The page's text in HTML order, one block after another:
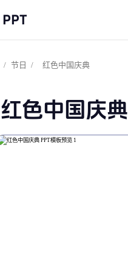
PPT
/ 节日 / 红色中国庆典
红色中国庆典